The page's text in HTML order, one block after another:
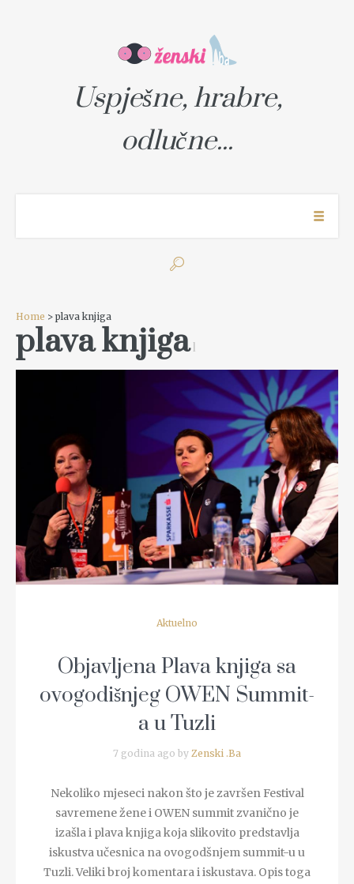
Uspješne, hrabre,
odlučne...
Home > plava knjiga
plava knjiga1
READ MORE
Aktuelno
Objavljena Plava knjiga sa
ovogodišnjeg OWEN Summit-
a u Tuzli
7 godina ago by Zenski .Ba
Nekoliko mjeseci nakon što je završen Festival
savremene žene i OWEN summit zvanično je
izašla i plava knjiga koja slikovito predstavlja
iskustva učesnica na ovogodšnjem summit-u u
Tuzli. Veliki broj komentara i iskustava. Opis toga